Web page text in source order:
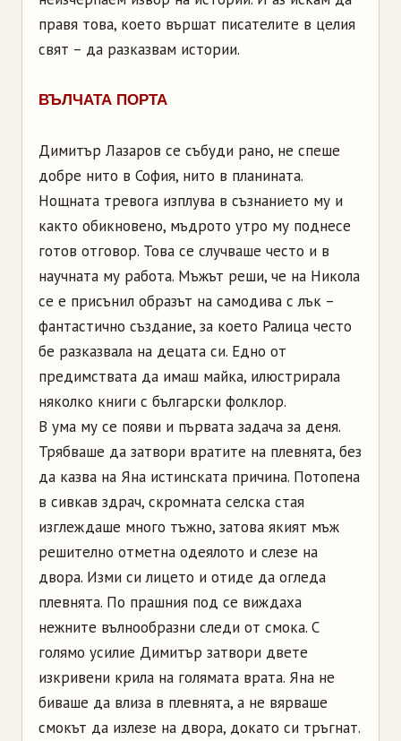
правя това, което вършат писателите в целия
свят – да разказвам истории.
ВЪЛЧАТА ПОРТА
Димитър Лазаров се събуди рано, не спеше
добре нито в София, нито в планината.
Нощната тревога изплува в съзнанието му и
както обикновено, мъдрото утро му поднесе
готов отговор. Това се случваше често и в
научната му работа. Мъжът реши, че на Никола
се е присънил образът на самодива с лък –
фантастично създание, за което Ралица често
бе разказвала на децата си. Едно от
предимствата да имаш майка, илюстрирала
няколко книги с български фолклор.
В ума му се появи и първата задача за деня.
Трябваше да затвори вратите на плевнята, без
да казва на Яна истинската причина. Потопена
в сивкав здрач, скромната селска стая
изглеждаше много тъжно, затова якият мъж
решително отметна одеялото и слезе на
двора. Изми си лицето и отиде да огледа
плевнята. По прашния под се виждаха
нежните вълнообразни следи от смока. С
голямо усилие Димитър затвори двете
изкривени крила на голямата врата. Яна не
биваше да влиза в плевнята, а не вярваше
смокът да излезе на двора, докато си тръгнат.